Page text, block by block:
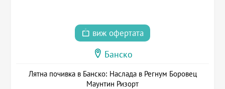
виж офертата
Банско
Лятна почивка в Банско: Наслада в Регнум Боровец
Маунтин Ризорт